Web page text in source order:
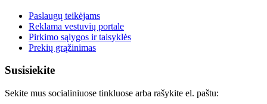
Paslaugų teikėjams
Reklama vestuvių portale
Pirkimo sąlygos ir taisyklės
Prekių grąžinimas
Susisiekite
Sekite mus socialiniuose tinkluose arba rašykite el. paštu: